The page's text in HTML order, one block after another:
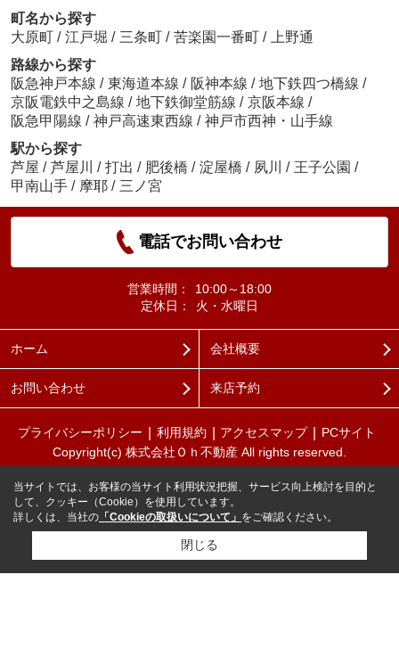
町名から探す
大原町 / 江戸堀 / 三条町 / 苦楽園一番町 /
上野通
路線から探す
阪急神戸本線 / 東海道本線 / 阪神本線 / 地下鉄四つ橋線 /
京阪電鉄中之島線 / 地下鉄御堂筋線 / 京阪本線 /
阪急甲陽線 / 神戸高速東西線 / 神戸市西神・山手線
駅から探す
芦屋 / 芦屋川 / 打出 / 肥後橋 / 淀屋橋 / 夙川 / 王子公園 /
甲南山手 / 摩耶 / 三ノ宮
電話でお問い合わせ
営業時間：
10:00～18:00
定休日：
火・水曜日
ホーム 会社概要
お問い合わせ 来店予約
プライバシーポリシー 利用規約 アクセスマップ
PCサイト
Copyright(c) 株式会社Ｏｈ不動産 All rights reserved.
当サイトでは、お客様の当サイト利用状況把握、サービス向上検討を目的と
して、クッキー（Cookie）を使用しています。
詳しくは、当社の 「Cookieの取扱いについて」 をご確認ください。
閉じる